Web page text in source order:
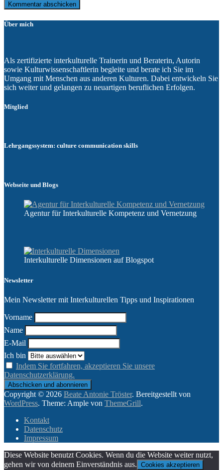
Über mich
Als zertifizierte interkulturelle Trainerin und Beraterin, Autorin
sowie Kulturwissenschaftlerin begleite und berate ich Sie im
Umgang mit Menschen aus anderen Kulturen. Dabei entwickeln Sie
sich weiter und gelangen zu neuartigen beruflichen Erfolgen.
Mitglied
Lehrgangssystem: culture communication skills
Webseite und Blogs
Agentur für Interkulturelle Kompetenz und Vernetzung
Interkulturelle Dimensionen auf Blogspot
Newsletter
Mein Newsletter mit Interkulturellen Tipps und Inspirationen
Vorname
Name
E-Mail
Ich bin
Indem Sie fortfahren, akzeptieren Sie unsere
Datenschutzerklärung.
Copyright © 2026 Beate Antonie Tröster. Bereitgestellt von
WordPress. Theme: Ample von ThemeGrill.
Kontakt
Datenschutz
Impressum
Diese Website benutzt Cookies. Wenn du die Website weiter nutzt,
gehen wir von deinem Einverständnis aus. Cookies akzeptieren